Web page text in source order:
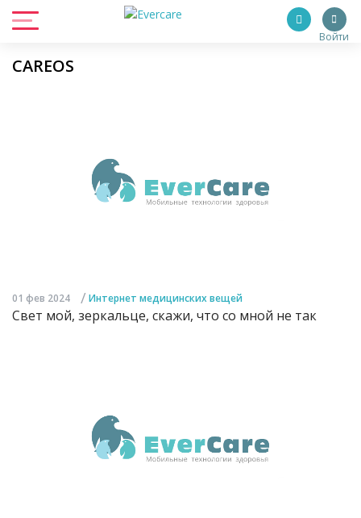
Войти
CAREOS
01 фев 2024 / Интернет медицинских вещей
Свет мой, зеркальце, скажи, что со мной не так